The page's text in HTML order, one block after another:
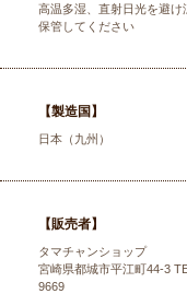
高温多湿、直射日光を避け
保管してください
【製造国】
日本（九州）
【販売者】
タマチャンショップ
宮崎県都城市平江町44-3
9669